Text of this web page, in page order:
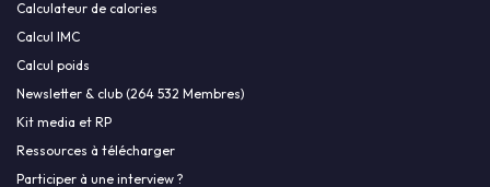
Calculateur de calories
Calcul IMC
Calcul poids
Newsletter & club (264 532 Membres)
Kit media et RP
Ressources à télécharger
Participer à une interview ?